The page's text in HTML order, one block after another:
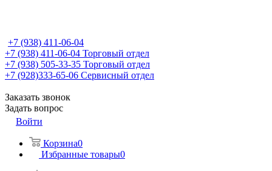
+7 (938) 411-06-04
+7 (938) 411-06-04 Торговый отдел
+7 (938) 505-33-35 Торговый отдел
+7 (928)333-65-06 Сервисный отдел
Заказать звонок
Задать вопрос
Войти
Корзина0
Избранные товары0